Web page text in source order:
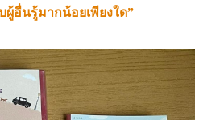
ผู้อื่นรู้มากน้อยเพียงใด”